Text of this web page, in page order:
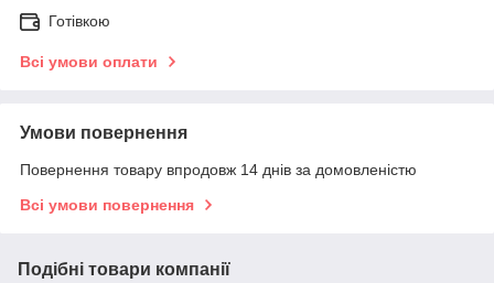
Готівкою
Всі умови оплати
Умови повернення
Повернення товару впродовж 14 днів за домовленістю
Всі умови повернення
Подібні товари компанії